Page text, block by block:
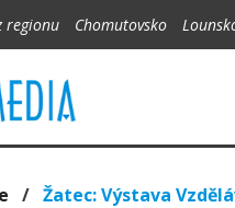
regionu Chomutovsko
/ Žatec: Výstava